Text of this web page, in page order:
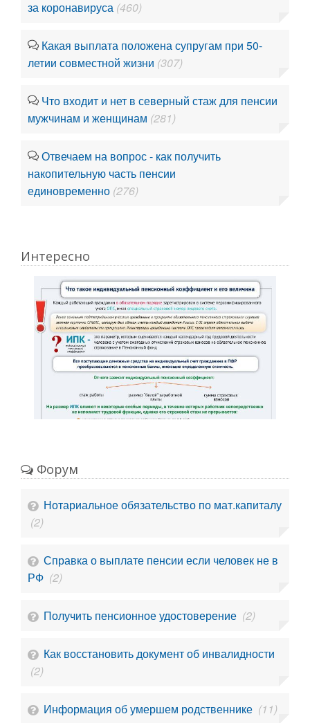
за коронавируса (460)
Какая выплата положена супругам при 50-
летии совместной жизни (307)
Что входит и нет в северный стаж для пенсии
мужчинам и женщинам (281)
Отвечаем на вопрос - как получить
накопительную часть пенсии
единовременно (276)
Интересно
Форум
Нотариальное обязательство по мат.капиталу
(2)
Справка о выплате пенсии если человек не в
РФ (2)
Получить пенсионное удостоверение (2)
Как восстановить документ об инвалидности
(2)
Информация об умершем родственнике (11)